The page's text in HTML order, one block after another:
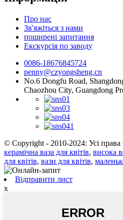
Про нас
Зв'яжіться з нами
поширені запитання
Екскурсія по заводу
0086-18676845724
penny@czyongsheng.cn
No.6 Dongfu Road,
Chaozhou City, Guangdong
© Copyright - 2010-2024: Усі права
керамічна ваза для квітів, висока
для квітів, вази для квітів,
Відправити лист
x